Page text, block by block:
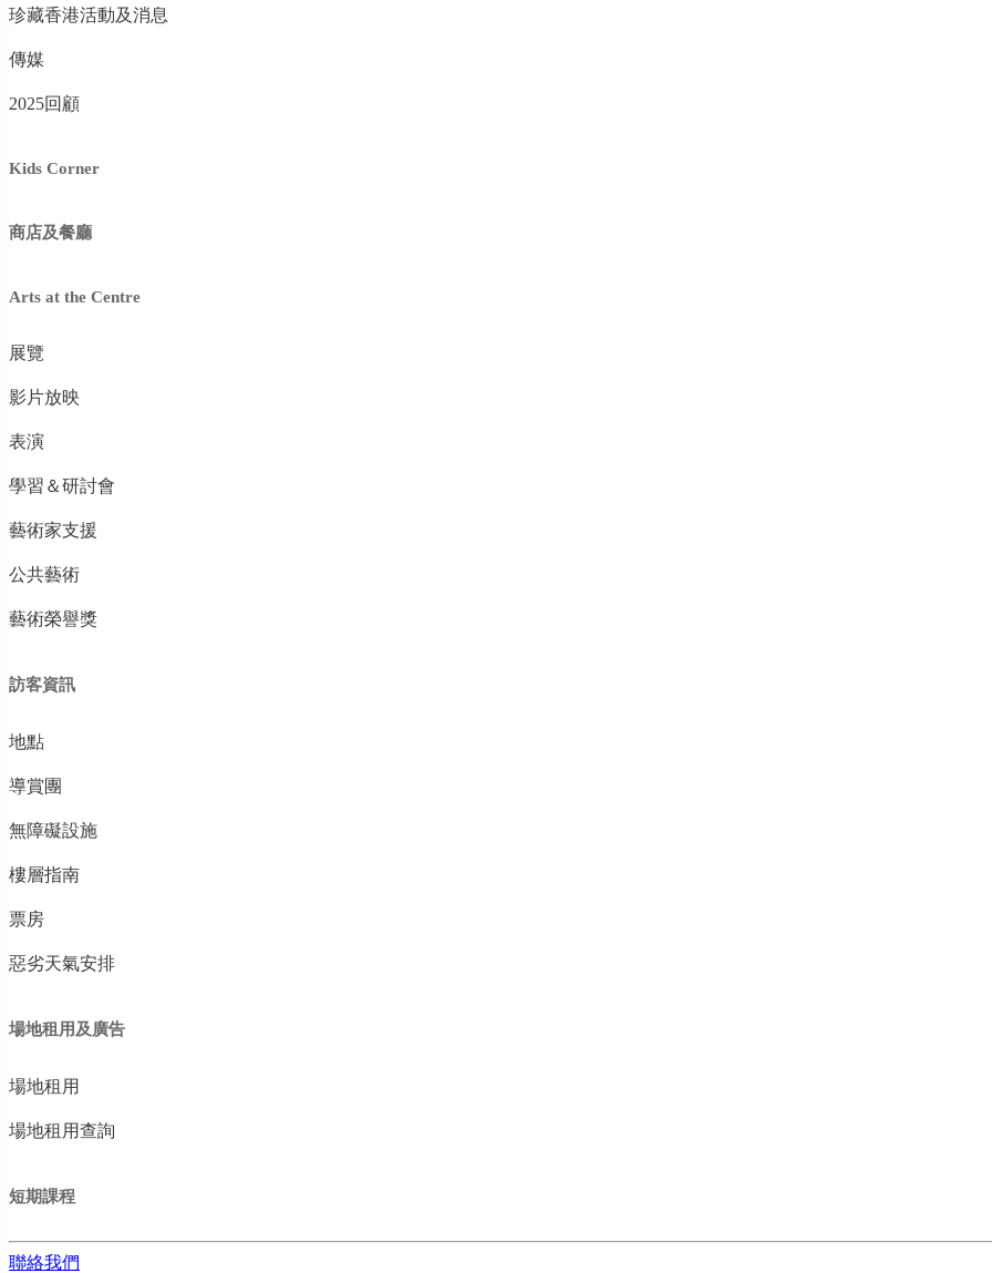
珍藏香港活動及消息
傳媒
2025回顧
Kids Corner
商店及餐廳
Arts at the Centre
展覽
影片放映
表演
學習＆研討會
藝術家支援
公共藝術
藝術榮譽獎
訪客資訊
地點
導賞團
無障礙設施
樓層指南
票房
惡劣天氣安排
場地租用及廣告
場地租用
場地租用查詢
短期課程
聯絡我們